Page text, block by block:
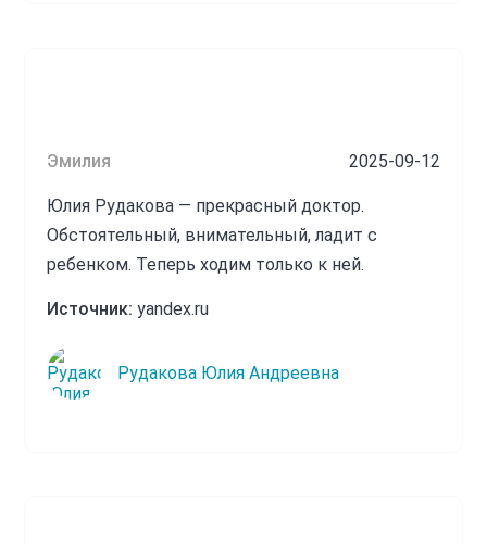
Рудакова Юлия Андреевна
Эмилия 2025-09-12
Юлия Рудакова — прекрасный доктор.
Обстоятельный, внимательный, ладит с
ребенком. Теперь ходим только к ней.
Источник: yandex.ru
Рудакова Юлия Андреевна